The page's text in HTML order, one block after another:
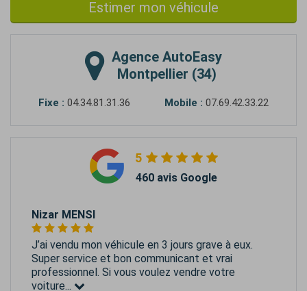
Estimer mon véhicule
Agence AutoEasy
Montpellier (34)
Fixe : 04.34.81.31.36 Mobile : 07.69.42.33.22
5
460 avis Google
Nizar MENSI
J’ai vendu mon véhicule en 3 jours grave à eux.
Super service et bon communicant et vrai
professionnel. Si vous voulez vendre votre
voiture...